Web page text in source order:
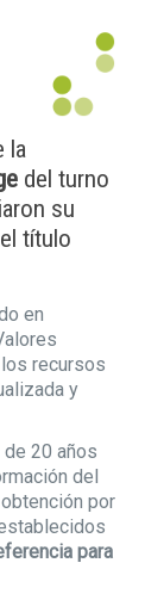
la
del turno
su
título
en
recursos
y
20 años
del
por
para